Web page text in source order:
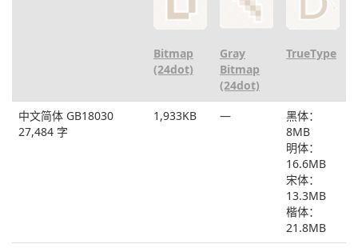
Bitmap
(24dot)
Gray
Bitmap
(24dot)
TrueType
中文简体 GB18030
27,484 字
1,933KB ―
黑体：
8MB
明体：
16.6MB
宋体：
13.3MB
楷体：
21.8MB